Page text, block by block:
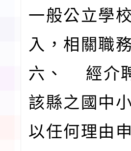
一般公立學
入，相關職
六、 經介
該縣之國中
以任何理由